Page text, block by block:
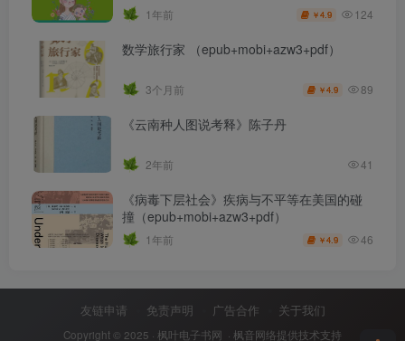
1年前 ￥4.9 124
数学旅行家 （epub+mobi+azw3+pdf）
3个月前 ￥4.9 89
《云南种人图说考释》陈子丹
2年前 41
《病毒下层社会》疾病与不平等在美国的碰
撞（epub+mobi+azw3+pdf）
1年前 ￥4.9 46
友链申请 免责声明 广告合作 关于我们
Copyright © 2025 · 枫叶电子书网 · 枫音网络提供技术支持